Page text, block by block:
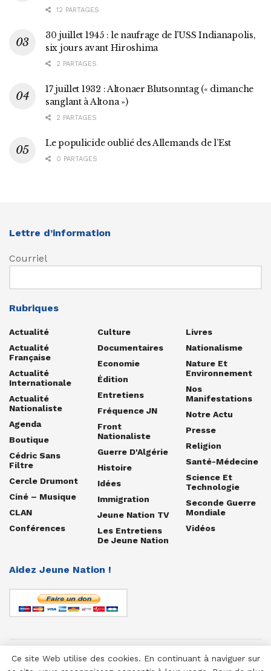
12 PARTAGES
30 juillet 1945 : le naufrage de l’USS Indianapolis,
six jours avant Hiroshima
2 PARTAGES
17 juillet 1932 : Altonaer Blutsonntag (« dimanche
sanglant à Altona »)
2 PARTAGES
Le populicide oublié des Allemands de l’Est
0 PARTAGES
Lettre d’information
Courriel
Rubriques
Actualité
Actualité
Française
Actualité
Internationale
Actualité
Nationaliste
Agenda
Boutique
Cédric Sans
Filtre
Cercle Drumont
Ciné – Musique
CLAN
Conférences
Culture
Documentaires
Economie
Édition
Entretiens
Fréquence JN
Front
Nationaliste
Guerre D'Algérie
Histoire
Idées
Immigration
Jeune Nation TV
Les Entretiens
De Jeune Nation
Livres
Nationalisme
Nature Et
Environnement
Nos
Manifestations
Notre Actu
Presse
Religion
Santé-Médecine
Science Et
Technologie
Seconde Guerre
Mondiale
Vidéos
Aidez Jeune Nation !
© 1958-2025 Jeune Nation
Ce site Web utilise des cookies. En continuant à naviguer sur